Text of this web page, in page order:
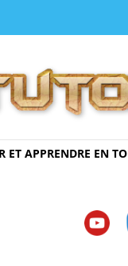
ET APPRENDRE EN